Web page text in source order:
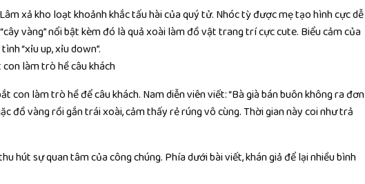
xả kho loạt khoảnh khắc tấu hài của quý tử. Nhóc tỳ được mẹ tạo hình cực dễ
vàng” nổi bật kèm đó là quả xoài làm đồ vật trang trí cực cute. Biểu cảm của
“xỉu up, xỉu down”.
con làm trò hề để câu khách. Nam diễn viên viết: “Bà già bán buôn không ra đơn
đồ vàng rồi gắn trái xoài, cảm thấy rẻ rúng vô cùng. Thời gian này coi như trả
hút sự quan tâm của công chúng. Phía dưới bài viết, khán giả để lại nhiều bình